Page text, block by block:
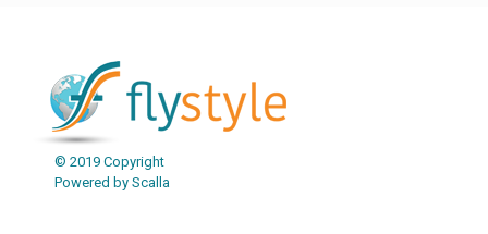
© 2019 Copyright
Powered by Scalla